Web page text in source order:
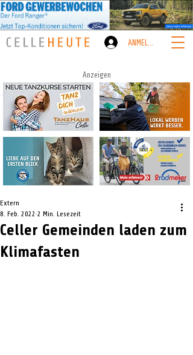
ANMELDEN
Anzeigen
Celler Gemeinden laden zum
Klimafasten
Extern
8. Feb. 2022 2 Min. Lesezeit